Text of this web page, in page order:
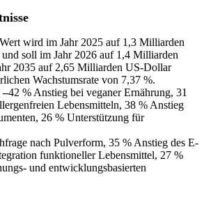
wird im Jahr 2025 auf 1,3 Milliarden
soll im Jahr 2026 auf 1,4 Milliarden
2035 auf 2,65 Milliarden US-Dollar
Wachstumsrate von 7,37 %.
–42 % Anstieg bei veganer Ernährung, 31
Lebensmitteln, 38 % Anstieg
26 % Unterstützung für
nach Pulverform, 35 % Anstieg des E-
funktioneller Lebensmittel, 27 %
und entwicklungsbasierten